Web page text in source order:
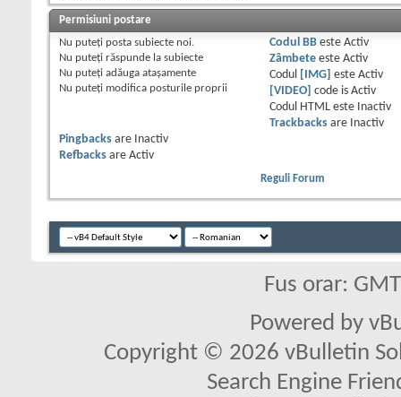
Permisiuni postare
Nu puteţi posta subiecte noi.
Nu puteţi răspunde la subiecte
Nu puteţi adăuga ataşamente
Nu puteţi modifica posturile proprii
Codul BBeste Activ
Zâmbeteeste Activ
Codul
[IMG] este Activ
[VIDEO]
code is Activ
Codul HTML este
Inactiv
Trackbacksare
Inactiv
Pingbacks are
Inactiv
Refbacks are Activ
Reguli Forum
Fus orar:
Powered by
Copyright © 2026 vBulletin
Search Engine